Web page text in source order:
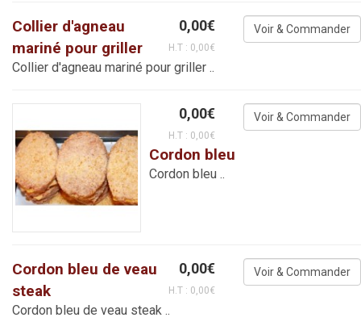
0,00€
H.T : 0,00€
Collier d'agneau
mariné pour griller
Collier d'agneau mariné pour griller ..
0,00€
H.T : 0,00€
Cordon bleu
Cordon bleu ..
0,00€
H.T : 0,00€
Cordon bleu de veau
steak
Cordon bleu de veau steak ..